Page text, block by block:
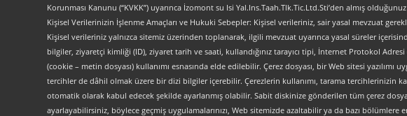
Korunması Kanunu (“KVKK”) uyarınca İzomont su Isi Yal.Ins.Taah.Tlk.Tic.Ltd.Sti’den almış
Kişisel Verilerinizin İşlenme Amaçları ve Hukuki Sebepler: Kişisel verileriniz, sair yasal mevzuat
Kişisel verileriniz yalnızca sitemiz üzerinden toplanarak, ilgili mevzuat uyarınca yasal süreler
bilgiler, ziyaretçi kimliği (ID), ziyaret tarih ve saati, kullandığınız tarayıcı tipi, İnternet Protokol
(cookie – metin dosyası) kullanımı esnasında elde edilebilir. Çerez dosyası, bir Web sitesi
tercihler de dâhil olmak üzere bir dizi bilgiler içerebilir. Çerezlerin kullanımı, tarama tercihlerinizin
otomatik olarak kabul edecek şekilde ayarlanmış olabilir. Sabit diskinize gönderilen tüm çerez
ayarlayabilirsiniz, böylece geçmiş uygulamalarınızı, Web sitemizde azaltabilir ya da bazı